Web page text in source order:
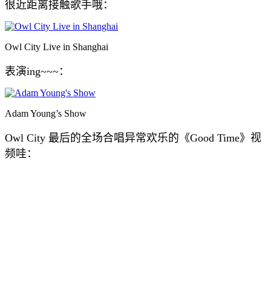
很近距离接触歌手哦：
Owl City Live in Shanghai
表演ing~~~：
Adam Young’s Show
Owl City 最后的全场合唱异常欢乐的《Good Time》视
频哇：